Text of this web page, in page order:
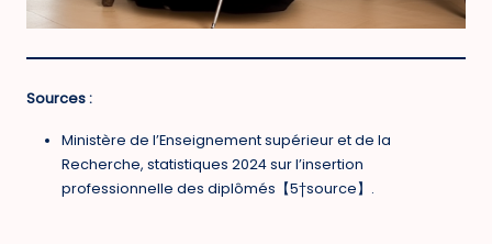
Sources :
Ministère de l’Enseignement supérieur et de la
Recherche, statistiques 2024 sur l’insertion
professionnelle des diplômés【5†source】.